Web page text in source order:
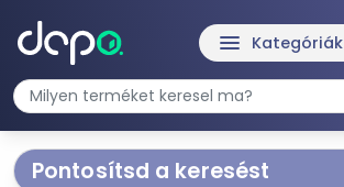
menu Kategóriák
Pontosítsd a keresést